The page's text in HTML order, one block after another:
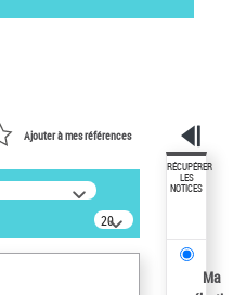
Ajouter à mes références
20
résultats/page
RÉCUPÉRER
LES
NOTICES
Ma